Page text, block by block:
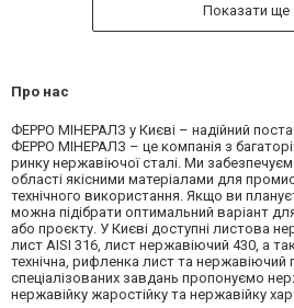
Показати ще
Про нас
ФЕРРО МІНЕРАЛЗ у Києві – надійний
ФЕРРО МІНЕРАЛЗ – це компанія з
ринку нержавіючої сталі. Ми
області якісними матеріалами для
технічного використання. Якщо ви
можна підібрати оптимальний варіант
або проєкту. У Києві доступні листова
лист AISI 316, лист нержавіючий 430, а
технічна, рифленка лист та нержавіючий
спеціалізованих завдань пропонуємо
нержавійку жаростійку та нержавійку